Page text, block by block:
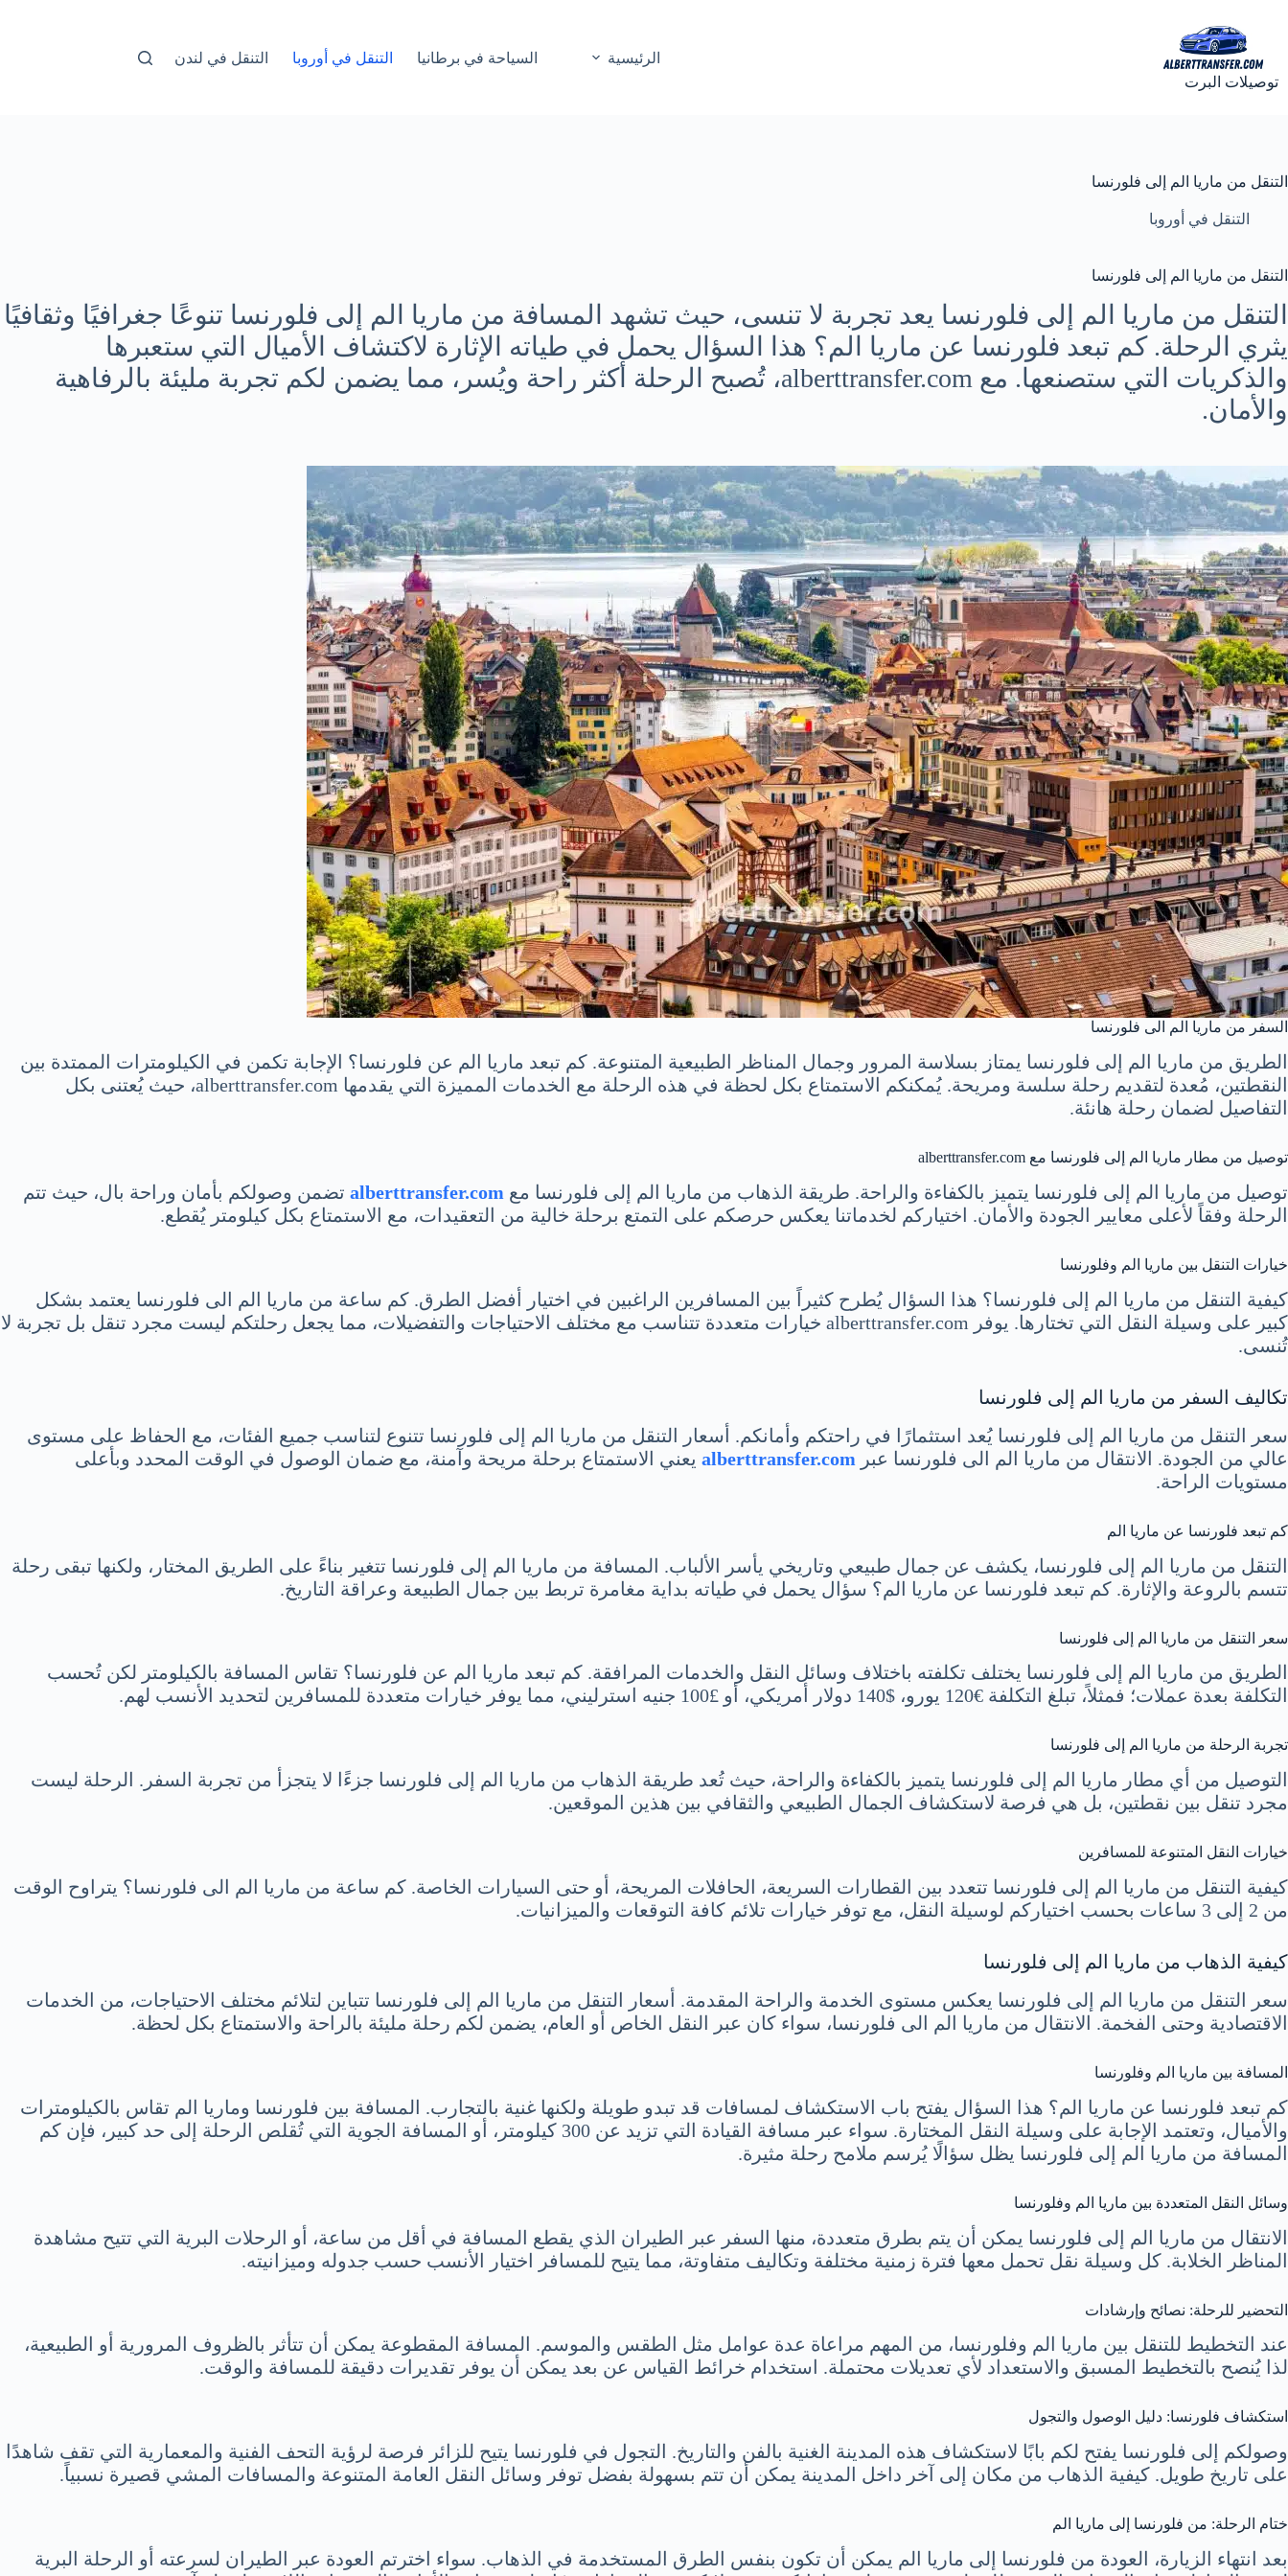
المحتوى
توصيلات البرت
الرئيسية السياحة في برطانيا التنقل في أوروبا التنقل في لندن
التنقل من ماريا الم إلى فلورنسا
التنقل في أوروبا
التنقل من ماريا الم إلى فلورنسا
التنقل من ماريا الم إلى فلورنسا يعد تجربة لا تنسى، حيث تشهد المسافة من ماريا الم إلى فلورنسا تنوعًا جغرافيًا وثقافيًا
يثري الرحلة. كم تبعد فلورنسا عن ماريا الم؟ هذا السؤال يحمل في طياته الإثارة لاكتشاف الأميال التي ستعبرها
والذكريات التي ستصنعها. مع alberttransfer.com، تُصبح الرحلة أكثر راحة ويُسر، مما يضمن لكم تجربة مليئة بالرفاهية
والأمان.
السفر من ماريا الم الى فلورنسا
الطريق من ماريا الم إلى فلورنسا يمتاز بسلاسة المرور وجمال المناظر الطبيعية المتنوعة. كم تبعد ماريا الم عن فلورنسا؟ الإجابة تكمن في الكيلومترات الممتدة بين
النقطتين، مُعدة لتقديم رحلة سلسة ومريحة. يُمكنكم الاستمتاع بكل لحظة في هذه الرحلة مع الخدمات المميزة التي يقدمها alberttransfer.com، حيث يُعتنى بكل
التفاصيل لضمان رحلة هانئة.
توصيل من مطار ماريا الم إلى فلورنسا مع alberttransfer.com
توصيل من ماريا الم إلى فلورنسا يتميز بالكفاءة والراحة. طريقة الذهاب من ماريا الم إلى فلورنسا مع alberttransfer.com تضمن وصولكم بأمان وراحة بال، حيث تتم
الرحلة وفقاً لأعلى معايير الجودة والأمان. اختياركم لخدماتنا يعكس حرصكم على التمتع برحلة خالية من التعقيدات، مع الاستمتاع بكل كيلومتر يُقطع.
خيارات التنقل بين ماريا الم وفلورنسا
كيفية التنقل من ماريا الم إلى فلورنسا؟ هذا السؤال يُطرح كثيراً بين المسافرين الراغبين في اختيار أفضل الطرق. كم ساعة من ماريا الم الى فلورنسا يعتمد بشكل
كبير على وسيلة النقل التي تختارها. يوفر alberttransfer.com خيارات متعددة تتناسب مع مختلف الاحتياجات والتفضيلات، مما يجعل رحلتكم ليست مجرد تنقل بل تجربة لا
تُنسى.
تكاليف السفر من ماريا الم إلى فلورنسا
سعر التنقل من ماريا الم إلى فلورنسا يُعد استثمارًا في راحتكم وأمانكم. أسعار التنقل من ماريا الم إلى فلورنسا تتنوع لتناسب جميع الفئات، مع الحفاظ على مستوى
عالي من الجودة. الانتقال من ماريا الم الى فلورنسا عبر alberttransfer.com يعني الاستمتاع برحلة مريحة وآمنة، مع ضمان الوصول في الوقت المحدد وبأعلى
مستويات الراحة.
كم تبعد فلورنسا عن ماريا الم
التنقل من ماريا الم إلى فلورنسا، يكشف عن جمال طبيعي وتاريخي يأسر الألباب. المسافة من ماريا الم إلى فلورنسا تتغير بناءً على الطريق المختار، ولكنها تبقى رحلة
تتسم بالروعة والإثارة. كم تبعد فلورنسا عن ماريا الم؟ سؤال يحمل في طياته بداية مغامرة تربط بين جمال الطبيعة وعراقة التاريخ.
سعر التنقل من ماريا الم إلى فلورنسا
الطريق من ماريا الم إلى فلورنسا يختلف تكلفته باختلاف وسائل النقل والخدمات المرافقة. كم تبعد ماريا الم عن فلورنسا؟ تقاس المسافة بالكيلومتر لكن تُحسب
التكلفة بعدة عملات؛ فمثلاً، تبلغ التكلفة €120 يورو، $140 دولار أمريكي، أو £100 جنيه استرليني، مما يوفر خيارات متعددة للمسافرين لتحديد الأنسب لهم.
تجربة الرحلة من ماريا الم إلى فلورنسا
التوصيل من أي مطار ماريا الم إلى فلورنسا يتميز بالكفاءة والراحة، حيث تُعد طريقة الذهاب من ماريا الم إلى فلورنسا جزءًا لا يتجزأ من تجربة السفر. الرحلة ليست
مجرد تنقل بين نقطتين، بل هي فرصة لاستكشاف الجمال الطبيعي والثقافي بين هذين الموقعين.
خيارات النقل المتنوعة للمسافرين
كيفية التنقل من ماريا الم إلى فلورنسا تتعدد بين القطارات السريعة، الحافلات المريحة، أو حتى السيارات الخاصة. كم ساعة من ماريا الم الى فلورنسا؟ يتراوح الوقت
من 2 إلى 3 ساعات بحسب اختياركم لوسيلة النقل، مع توفر خيارات تلائم كافة التوقعات والميزانيات.
كيفية الذهاب من ماريا الم إلى فلورنسا
سعر التنقل من ماريا الم إلى فلورنسا يعكس مستوى الخدمة والراحة المقدمة. أسعار التنقل من ماريا الم إلى فلورنسا تتباين لتلائم مختلف الاحتياجات، من الخدمات
الاقتصادية وحتى الفخمة. الانتقال من ماريا الم الى فلورنسا، سواء كان عبر النقل الخاص أو العام، يضمن لكم رحلة مليئة بالراحة والاستمتاع بكل لحظة.
المسافة بين ماريا الم وفلورنسا
كم تبعد فلورنسا عن ماريا الم؟ هذا السؤال يفتح باب الاستكشاف لمسافات قد تبدو طويلة ولكنها غنية بالتجارب. المسافة بين فلورنسا وماريا الم تقاس بالكيلومترات
والأميال، وتعتمد الإجابة على وسيلة النقل المختارة. سواء عبر مسافة القيادة التي تزيد عن 300 كيلومتر، أو المسافة الجوية التي تُقلص الرحلة إلى حد كبير، فإن كم
المسافة من ماريا الم إلى فلورنسا يظل سؤالًا يُرسم ملامح رحلة مثيرة.
وسائل النقل المتعددة بين ماريا الم وفلورنسا
الانتقال من ماريا الم إلى فلورنسا يمكن أن يتم بطرق متعددة، منها السفر عبر الطيران الذي يقطع المسافة في أقل من ساعة، أو الرحلات البرية التي تتيح مشاهدة
المناظر الخلابة. كل وسيلة نقل تحمل معها فترة زمنية مختلفة وتكاليف متفاوتة، مما يتيح للمسافر اختيار الأنسب حسب جدوله وميزانيته.
التحضير للرحلة: نصائح وإرشادات
عند التخطيط للتنقل بين ماريا الم وفلورنسا، من المهم مراعاة عدة عوامل مثل الطقس والموسم. المسافة المقطوعة يمكن أن تتأثر بالظروف المرورية أو الطبيعية،
لذا يُنصح بالتخطيط المسبق والاستعداد لأي تعديلات محتملة. استخدام خرائط القياس عن بعد يمكن أن يوفر تقديرات دقيقة للمسافة والوقت.
استكشاف فلورنسا: دليل الوصول والتجول
وصولكم إلى فلورنسا يفتح لكم بابًا لاستكشاف هذه المدينة الغنية بالفن والتاريخ. التجول في فلورنسا يتيح للزائر فرصة لرؤية التحف الفنية والمعمارية التي تقف شاهدًا
على تاريخ طويل. كيفية الذهاب من مكان إلى آخر داخل المدينة يمكن أن تتم بسهولة بفضل توفر وسائل النقل العامة المتنوعة والمسافات المشي قصيرة نسبياً.
ختام الرحلة: من فلورنسا إلى ماريا الم
بعد انتهاء الزيارة، العودة من فلورنسا إلى ماريا الم يمكن أن تكون بنفس الطرق المستخدمة في الذهاب. سواء اخترتم العودة عبر الطيران لسرعته أو الرحلة البرية